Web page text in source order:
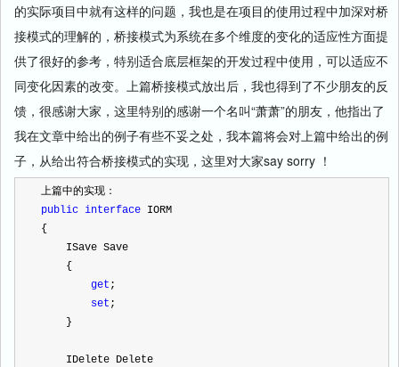
的实际项目中就有这样的问题，我也是在项目的使用过程中加深对桥
接模式的理解的，桥接模式为系统在多个维度的变化的适应性方面提
供了很好的参考，特别适合底层框架的开发过程中使用，可以适应不
同变化因素的改变。上篇桥接模式放出后，我也得到了不少朋友的反
馈，很感谢大家，这里特别的感谢一个名叫“萧萧”的朋友，他指出了
我在文章中给出的例子有些不妥之处，我本篇将会对上篇中给出的例
子，从给出符合桥接模式的实现，这里对大家say sorry ！
上篇中的实现：
public interface IORM
{
    ISave Save
    {
get ;
set ;
    }
    IDelete Delete